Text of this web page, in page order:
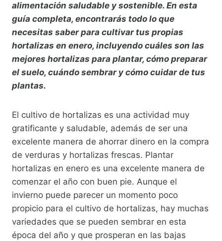
alimentación saludable y sostenible. En esta
guía completa, encontrarás todo lo que
necesitas saber para cultivar tus propias
hortalizas en enero, incluyendo cuáles son las
mejores hortalizas para plantar, cómo preparar
el suelo, cuándo sembrar y cómo cuidar de tus
plantas.
El cultivo de hortalizas es una actividad muy
gratificante y saludable, además de ser una
excelente manera de ahorrar dinero en la compra
de verduras y hortalizas frescas. Plantar
hortalizas en enero es una excelente manera de
comenzar el año con buen pie. Aunque el
invierno puede parecer un momento poco
propicio para el cultivo de hortalizas, hay muchas
variedades que se pueden sembrar en esta
época del año y que prosperan en las bajas